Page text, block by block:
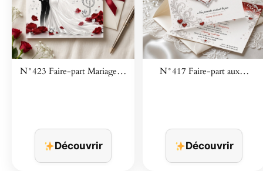
N°423 Faire-part Mariage…
Découvrir
N°417 Faire-part aux…
Découvrir